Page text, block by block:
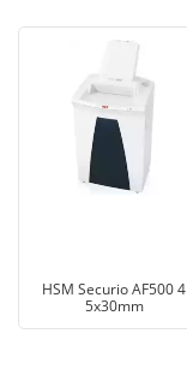
HSM Securio AF500 4
5x30mm